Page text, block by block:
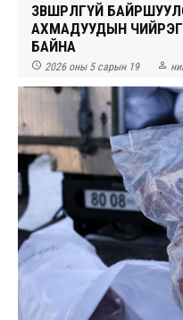
ЗӨВШӨӨРӨЛГҮЙ
АХМАДУУДЫН
БАЙНА
 2026 оны 5 сарын 19 